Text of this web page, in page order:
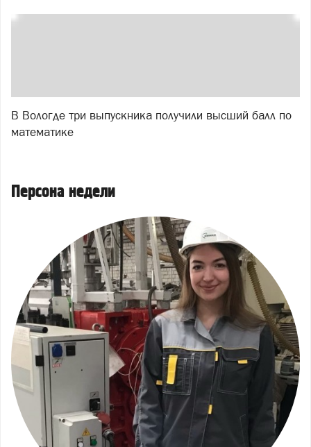
В Вологде три выпускника получили высший балл по
математике
Персона недели